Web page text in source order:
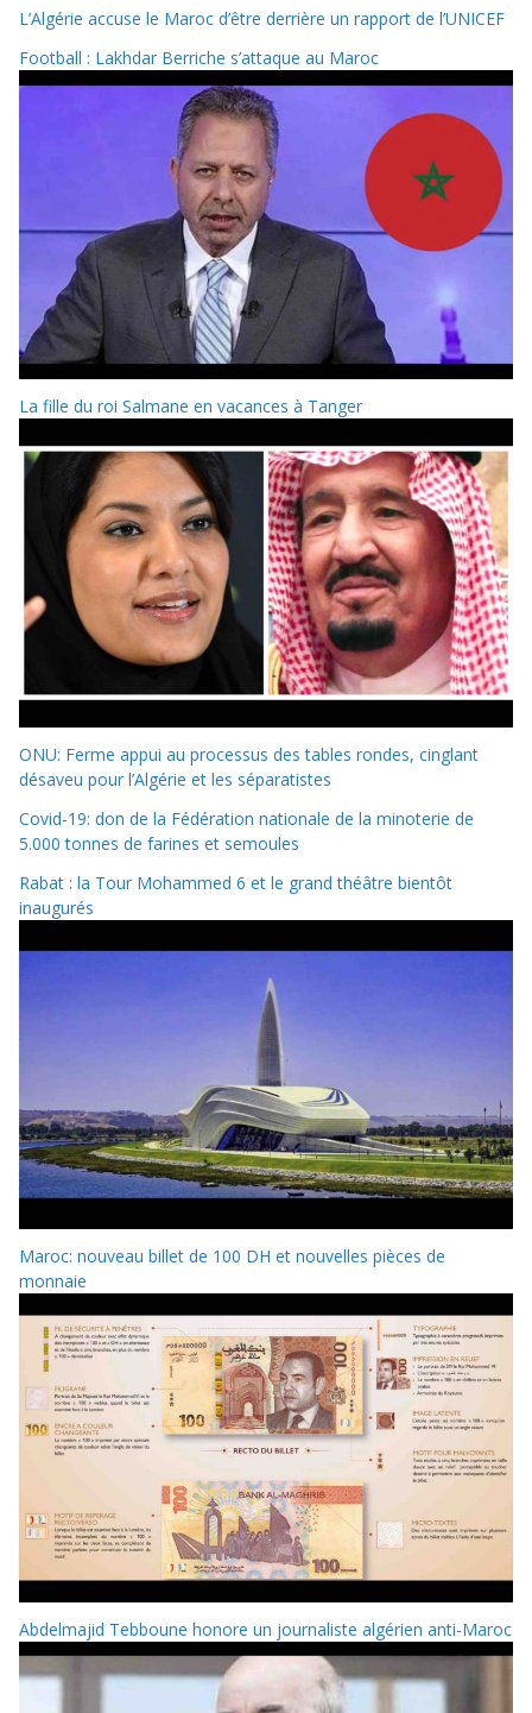
L’Algérie accuse le Maroc d’être derrière un rapport de l’UNICEF
Football : Lakhdar Berriche s’attaque au Maroc
La fille du roi Salmane en vacances à Tanger
ONU: Ferme appui au processus des tables rondes, cinglant
désaveu pour l’Algérie et les séparatistes
Covid-19: don de la Fédération nationale de la minoterie de
5.000 tonnes de farines et semoules
Rabat : la Tour Mohammed 6 et le grand théâtre bientôt
inaugurés
Maroc: nouveau billet de 100 DH et nouvelles pièces de
monnaie
Abdelmajid Tebboune honore un journaliste algérien anti-Maroc